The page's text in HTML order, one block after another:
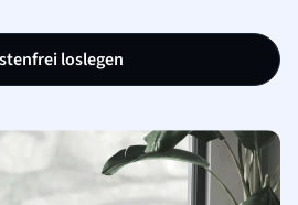
loslegen